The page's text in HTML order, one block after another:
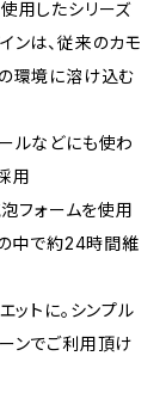
用したシリーズ
ンは、従来のカモ
環境に溶け込む
ルなどにも使わ
用
フォームを使用
中で約24時間維
ットに。シンプル
ンでご利用頂け